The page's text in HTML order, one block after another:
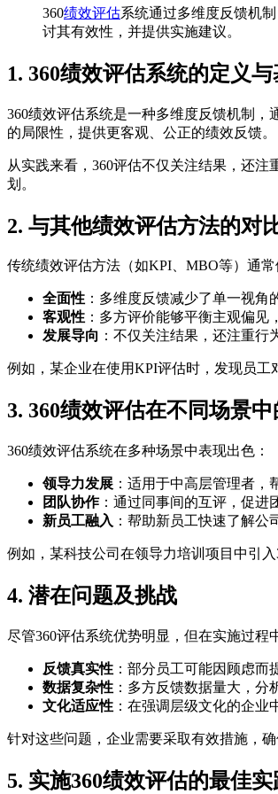
360绩效评估系统通过多维度反馈机
讨其有效性，并提供实施建议。
1. 360绩效评估系统的定义
360绩效评估系统是一种多维度反馈机制
的局限性，提供更客观、公正的绩效反馈。
从实践来看，360评估不仅关注结果，还
划。
2. 与其他绩效评估方法的对
传统绩效评估方法（如KPI、MBO等）通
全面性 ：多维度反馈减少了单一视角
客观性 ：多方评价能够平衡主观偏见
发展导向 ：不仅关注结果，还注重行
例如，某企业在使用KPI评估时，发现员工
3. 360绩效评估在不同场景
360绩效评估系统在多种场景中表现出色：
领导力发展 ：适用于中高层管理者，
团队协作：通过同事间的互评，促进
新员工融入 ：帮助新员工快速了解公
例如，某科技公司在领导力培训项目中引
4. 潜在问题及挑战
尽管360评估系统优势明显，但在实施过程
反馈真实性 ：部分员工可能因顾虑而
数据复杂性 ：多方反馈数据量大，分
文化适应性 ：在强调层级文化的企业
针对这些问题，企业需要采取有效措施，
5. 实施360绩效评估的最佳实